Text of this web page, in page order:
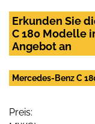
Erkunden Sie
C 180 Modelle
Angebot an
Mercedes-Benz C
Preis: